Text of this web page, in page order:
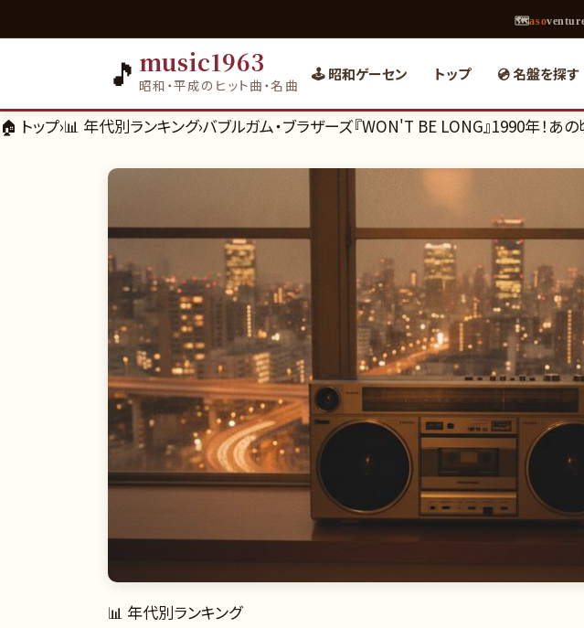
🗺aso
🎵 music1963
昭和・平成のヒット曲・名曲
🕹️ 昭和ゲーセン トップ 💿 名盤を探す
🏠 トップ›📊 年代別ランキング›バブルガム・ブラザーズ『WON'T BE LONG』1990年！
📊 年代別ランキング